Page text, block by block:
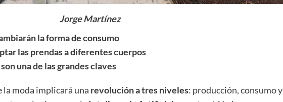
Jorge Martínez
la forma de consumo
las prendas a diferentes cuerpos
una de las grandes claves
moda implicará una revolución a tres niveles: producción, consumo y